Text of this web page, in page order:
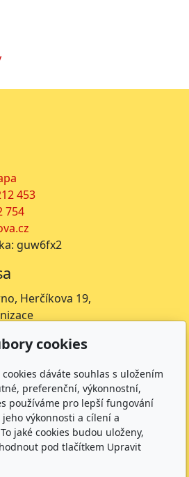
453
754
guw6fx2
Herčíkova 19,
0100
0100
cookies
dáváte souhlas s uložením
preferenční, výkonnostní,
používáme pro lepší fungování
výkonnosti a cílení a
jaké cookies budou uloženy,
pod tlačítkem Upravit